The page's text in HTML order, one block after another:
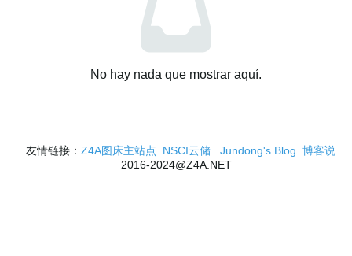
No hay nada que mostrar aquí.
友情链接： Z4A图床主站点 NSCI云储 Jundong's Blog 博客说
2016-2024@Z4A.NET